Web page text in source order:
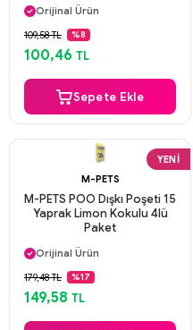
Orijinal Ürün
Güvenli Ödeme
Aynı Gün Kargo
109,58 TL %8
100,46 TL
Sepete Ekle
YENI
M-PETS
M-PETS POO Dışkı Poşeti 15
Yaprak Limon Kokulu 4lü
Paket
Aynı Gün Kargo
Orijinal Ürün
Güvenli Ödeme
Aynı Gün Kargo
179,48 TL %17
149,58 TL